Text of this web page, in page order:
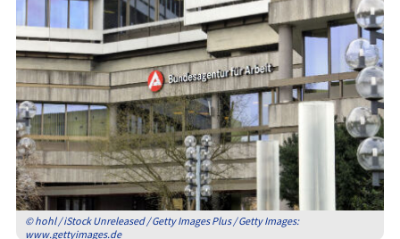
© hohl / iStock Unreleased / Getty Images Plus / Getty Images:
www.gettyimages.de